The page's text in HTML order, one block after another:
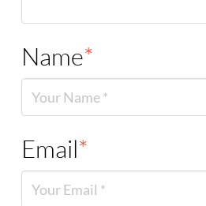
Name*
Email*